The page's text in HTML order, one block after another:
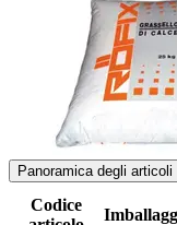
Panoramica degli articoli
Codice